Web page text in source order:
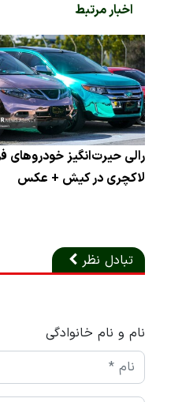
اخبار مرتبط
رالی حیرت‌انگیز خودروهای
لاکچری در کیش + عکس
تبادل نظر
نام و نام خانوادگی